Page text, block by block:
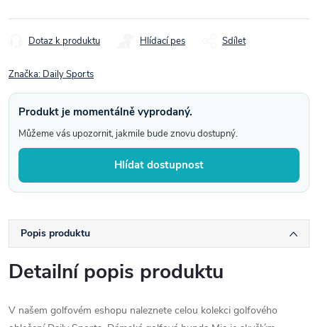
cena:
Dotaz k produktu Hlídací pes Sdílet
Značka: Daily Sports
Produkt je momentálně vyprodaný.
Můžeme vás upozornit, jakmile bude znovu dostupný.
Hlídat dostupnost
Popis produktu
Detailní popis produktu
V našem golfovém eshopu naleznete celou kolekci golfového